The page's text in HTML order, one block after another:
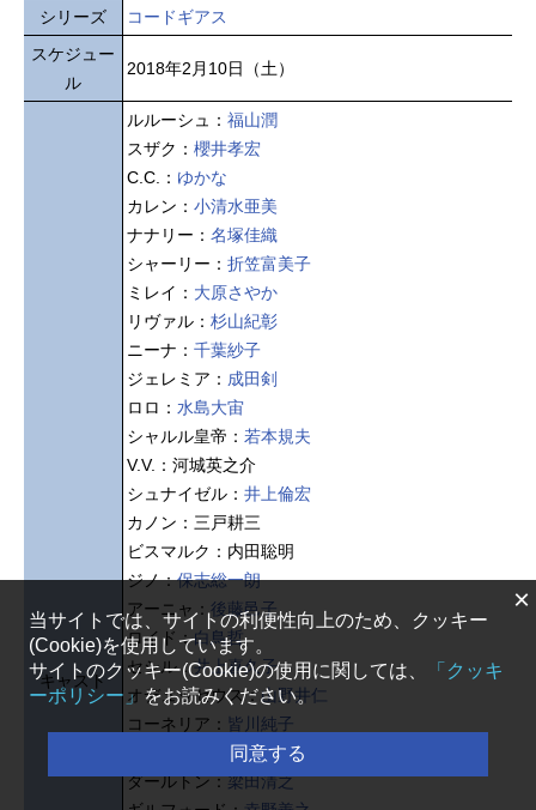
シリーズ
コードギアス
スケジュー
ル
2018年2月10日（土）
キャスト
ルルーシュ： 福山潤
スザク： 櫻井孝宏
C.C.： ゆかな
カレン： 小清水亜美
ナナリー： 名塚佳織
シャーリー： 折笠富美子
ミレイ： 大原さやか
リヴァル： 杉山紀彰
ニーナ： 千葉紗子
ジェレミア： 成田剣
ロロ： 水島大宙
シャルル皇帝： 若本規夫
V.V.：河城英之介
シュナイゼル： 井上倫宏
カノン：三戸耕三
ビスマルク：内田聡明
ジノ：保志総一朗
アーニャ：後藤邑子
ロイド：白鳥哲
セシル：井上喜久子
オデュッセウス：山野井仁
コーネリア： 皆川純子
ユーフェミア：南央美
ダールトン：梁田清之
×
当サイトでは、サイトの利便性向上のため、クッキー
(Cookie)を使用しています。
サイトのクッキー(Cookie)の使用に関しては、
「クッキ
ーポリシー」をお読みください。
同意する